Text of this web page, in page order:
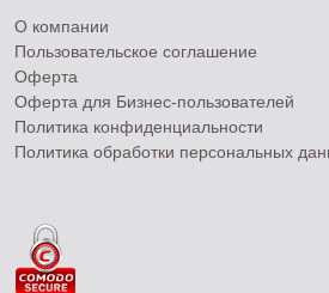
О компании
Пользовательское соглашение
Оферта
Оферта для Бизнес-пользователей
Политика конфиденциальности
Политика обработки персональных